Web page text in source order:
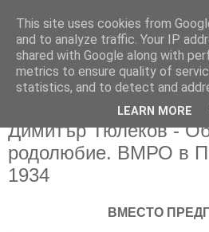
Димитър Тюлеков -
родолюбие. ВМРО в
1934
ВМЕСТО
This site uses cookies from
and to analyze traffic. Your IP
shared with Google along with
metrics to ensure quality of
statistics, and to detect and
LEARN MORE